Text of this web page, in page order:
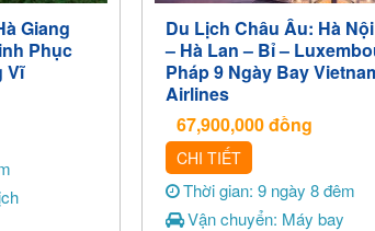
Giang
Phục
Vĩ
Du Lịch Châu Âu: Hà
– Hà Lan – Bỉ –
Pháp 9 Ngày Bay
Airlines
67,900,000đồng
CHI TIẾT
Thời gian: 9 ngày 8 đêm
Vận chuyển: Máy bay